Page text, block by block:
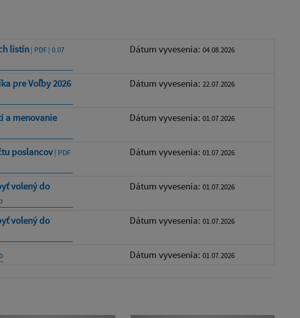
listín| PDF | 0.07
Dátum vyvesenia: 04.08.2026
pre Voľby 2026 Dátum vyvesenia: 22.07.2026
a menovanie
Dátum vyvesenia: 01.07.2026
poslancov| PDF
Dátum vyvesenia: 01.07.2026
volený do
Dátum vyvesenia: 01.07.2026
volený do
Dátum vyvesenia: 01.07.2026
Dátum vyvesenia: 01.07.2026